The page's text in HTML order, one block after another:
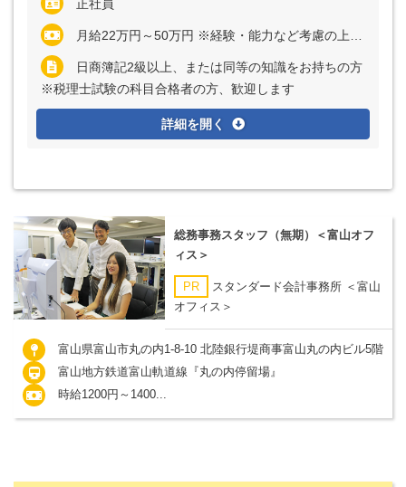
正社員
月給22万円～50万円 ※経験・能力など考慮の上、決定いたします ※残業代は全額支給
日商簿記2級以上、または同等の知識をお持ちの方
※税理士試験の科目合格者の方、歓迎します
詳細を開く
総務事務スタッフ（無期）＜富山オフ
ィス＞
PR
スタンダード会計事務所 ＜富山
オフィス＞
富山県富山市丸の内1-8-10 北陸銀行堤商事富山丸の内ビル5階
富山地方鉄道富山軌道線『丸の内停留場』
時給1200円～1400...